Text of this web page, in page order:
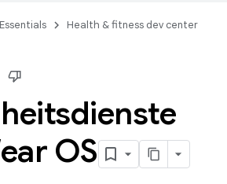
Essentials
Health & fitness dev center
OS